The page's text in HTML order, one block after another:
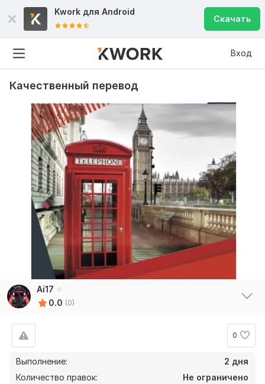
Kwork для Android
Скачать
Вход
Качественный перевод
Ai17
0.0 (0)
0
Выполнение:
2 дня
Количество правок:
Не ограничено